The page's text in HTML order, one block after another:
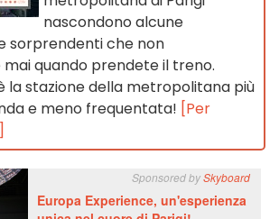
nascondono alcune
sorprendenti che non
quando prendete il treno.
la stazione della metropolitana più
e meno frequentata! [Per